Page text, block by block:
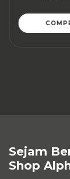
Sejam
Shop